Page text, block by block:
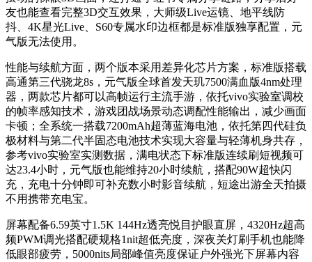
友也能查看完整3D交互效果，大师级Live运镜、地平线防
抖、4K星光Live、S60专属水印边框都是标准版独享配置，元
气版无法使用。
性能与续航方面，两个版本采用差异化芯片方案，标准版搭载
高通第三代骁龙8s，元气版全球首发天玑7500满血版4nm处理
器，两款芯片都可以高帧运行主流手游，依托vivo实验室调校
的帧率感知技术，游戏团战场景动态调配性能输出，减少画面
卡顿；全系统一搭载7200mAh超薄蓝海电池，依托第四代硅负
极材料与第二代半固态电池技术实现大容量与轻薄机身共存，
参考vivo实验室实测数据，满电状态下标准版连续刷短视频可
达23.4小时，元气版也能维持20小时续航，搭配90W超快闪
充，充电十分钟即可补充数小时影音续航，短途出游全天拍摄
不用携带充电宝。
屏幕配备6.59英寸1.5K 144Hz透亮悦目护眼直屏，4320Hz超高
频PWM调光搭配硬规格1nit超低亮度，深夜关灯刷手机也能降
低眼部疲劳，5000nits局部峰值亮度保证户外强光下屏幕内容